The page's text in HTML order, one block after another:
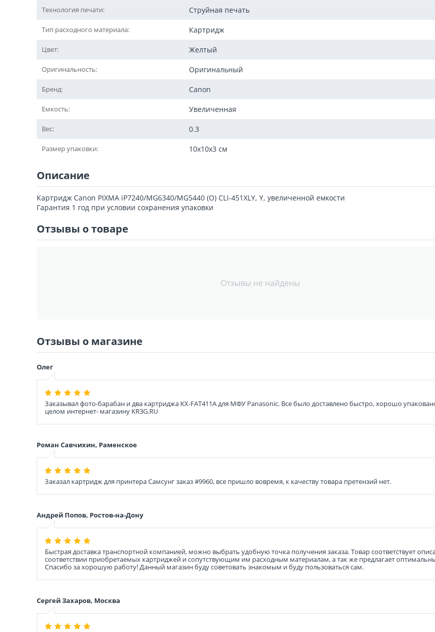
Технология печати: Струйная печать
Тип расходного материала: Картридж
Цвет: Желтый
Оригинальность: Оригинальный
Бренд: Canon
Емкость: Увеличенная
Вес: 0.3
Размер упаковки: 10x10x3 см
Описание
Картридж Canon PIXMA iP7240/MG6340/MG5440 (O) CLI-451XLY, Y, увеличенной емкости
Гарантия 1 год при условии сохранения упаковки
Отзывы о товаре
Отзывы не найдены
Отзывы о магазине
Олег
Заказывал фото-барабан и два картриджа KX-FAT411A для МФУ Panasonic. Все было доставлено быстро, хорошо
целом интернет- магазину KR3G.RU
Роман Савчихин, Раменское
Заказал картридж для принтера Самсунг заказ #9960, все пришло вовремя, к качеству товара претензий нет.
Андрей Попов, Ростов-на-Дону
Быстрая доставка транспортной компанией, можно выбрать удобную точка получения заказа. Товар соответствует
соответствии приобретаемых картриджей и сопутствующим им расходным материалам, а так же предлагает
Спасибо за хорошую работу! Данный магазин буду советовать знакомым и буду пользоваться сам.
Сергей Захаров, Москва